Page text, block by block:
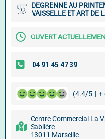
DEGRENNE AU
VAISSELLE ET ART DE
OUVERT
(4.4/5 | +
Centre Commercial La
Sablière
13011 Marseille